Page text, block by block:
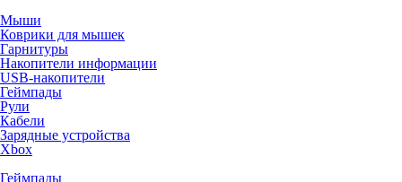
Мыши
Коврики для мышек
Гарнитуры
Накопители информации
USB-накопители
Геймпады
Рули
Кабели
Зарядные устройства
Xbox
Геймпады